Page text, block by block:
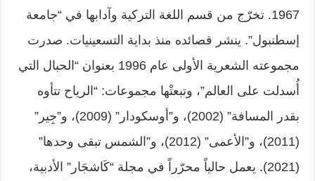
1967. تخرّج من قسم اللغة التركية وآدابها في “جامعة
إسطنبول”. ينشر قصائده منذ بداية التسعينيات. صدرت
مجموعته الشعرية الأولى عام 1996 بعنوان “الحبال التي
أُسدلت على العالم”، وتبعتْها مجموعات: “الرياح تتأوه
بقدر المسافة” (2002)، و”أوسكودار” (2009)، و”جِير”
(2011)، و”الأعمى” (2012)، و”الشمس تبقى وحدها”
(2021). يعمل حالياً محرّراً في مجلة “كَاشجَار” الأدبية،